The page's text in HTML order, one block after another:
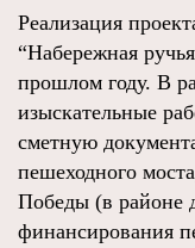
Реализация
“Набережная
прошлом году. В
изыскательные
сметную
пешеходного
Победы (в
финансирования